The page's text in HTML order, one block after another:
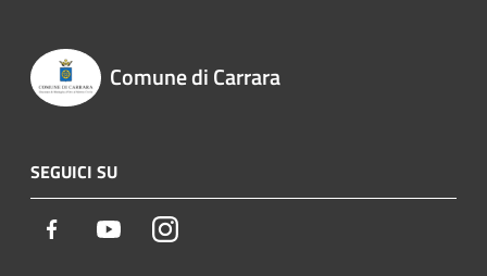
Comune di Carrara
SEGUICI SU
Facebook YoutubeInstagram